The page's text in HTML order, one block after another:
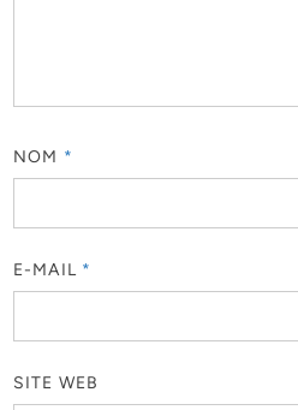
NOM *
E-MAIL *
SITE WEB